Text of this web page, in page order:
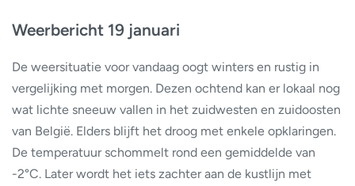
Weerbericht 19 januari
De weersituatie voor vandaag oogt winters en rustig in
vergelijking met morgen. Dezen ochtend kan er lokaal nog
wat lichte sneeuw vallen in het zuidwesten en zuidoosten
van België. Elders blijft het droog met enkele opklaringen.
De temperatuur schommelt rond een gemiddelde van
-2°C. Later wordt het iets zachter aan de kustlijn met